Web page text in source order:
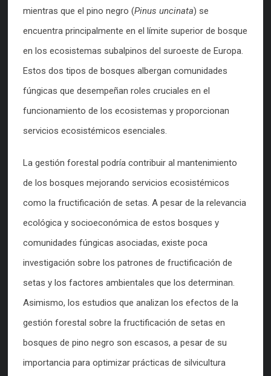
mientras que el pino negro (Pinus uncinata) se
encuentra principalmente en el límite superior de bosque
en los ecosistemas subalpinos del suroeste de Europa.
Estos dos tipos de bosques albergan comunidades
fúngicas que desempeñan roles cruciales en el
funcionamiento de los ecosistemas y proporcionan
servicios ecosistémicos esenciales.
La gestión forestal podría contribuir al mantenimiento
de los bosques mejorando servicios ecosistémicos
como la fructificación de setas. A pesar de la relevancia
ecológica y socioeconómica de estos bosques y
comunidades fúngicas asociadas, existe poca
investigación sobre los patrones de fructificación de
setas y los factores ambientales que los determinan.
Asimismo, los estudios que analizan los efectos de la
gestión forestal sobre la fructificación de setas en
bosques de pino negro son escasos, a pesar de su
importancia para optimizar prácticas de silvicultura